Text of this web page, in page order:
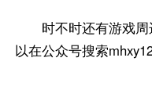
时不时还有游戏周
以在公众号搜索